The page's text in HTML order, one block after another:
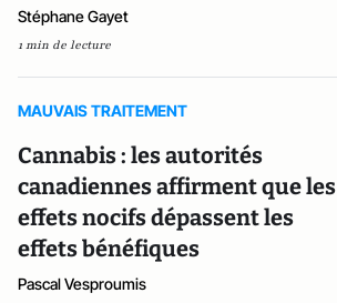
Stéphane Gayet
1 min de lecture
MAUVAIS TRAITEMENT
Cannabis : les autorités
canadiennes affirment que les
effets nocifs dépassent les
effets bénéfiques
Pascal Vesproumis